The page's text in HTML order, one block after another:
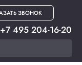
ЗВОНОК
+7 495 204-16-20